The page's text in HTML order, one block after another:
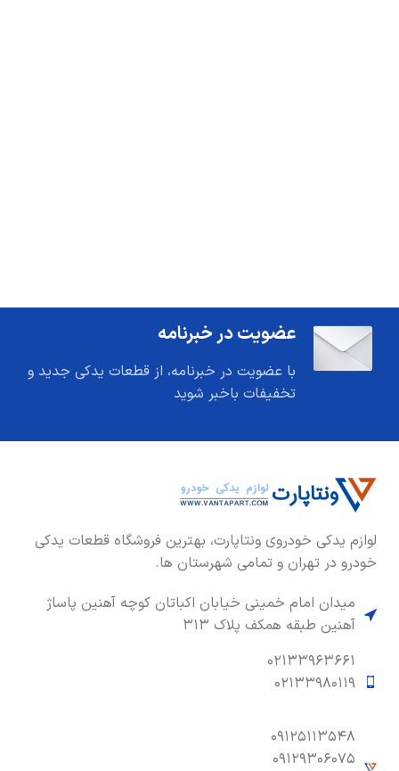
عضویت در خبرنامه
با عضویت در خبرنامه، از قطعات یدکی جدید و
تخفیفات باخبر شوید
لوازم یدکی خودروی ونتاپارت، بهترین فروشگاه قطعات یدکی
خودرو در تهران و تمامی شهرستان ها.
میدان امام خمینی خیابان اکباتان کوچه آهنین پاساژ
آهنین طبقه همکف پلاک ۳۱۳
۰۲۱۳۳۹۶۳۶۶۱
۰۲۱۳۳۹۸۰۱۱۹
۰۹۱۲۵۱۱۳۵۴۸
۰۹۱۲۹۳۰۶۰۷۵